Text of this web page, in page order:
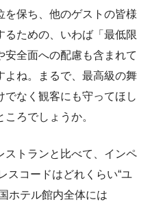
を保ち、他のゲストの皆様
るための、いわば「最低限
全面への配慮も含まれて
よね。まるで、最高級の舞
でなく観客にも守ってほし
ろでしょうか。
ストランと比べて、インペ
スコードはどれくらい“ユ
ホテル館内全体には